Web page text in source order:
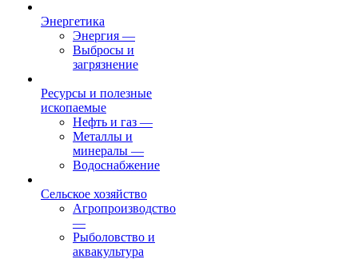
Энергетика
Энергия —
Выбросы и
загрязнение
Ресурсы и полезные
ископаемые
Нефть и газ —
Металлы и
минералы —
Водоснабжение
Сельское хозяйство
Агропроизводство
—
Рыболовство и
аквакультура